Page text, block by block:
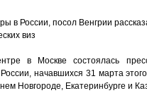
в России, посол Венгрии
виз
в Москве состоялась
начавшихся 31 марта
Новгороде, Екатеринбурге и